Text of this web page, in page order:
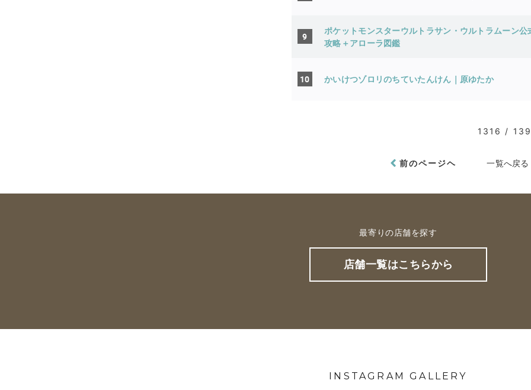
9
ポケットモンスターウルトラサン・ウルトラムーン
攻略＋アローラ図鑑
10 かいけつゾロリのちていたんけん｜原ゆたか
1316 /
前のページヘ 一覧へ戻る
最寄りの店舗を探す
店舗一覧はこちらから
INSTAGRAM GALLERY